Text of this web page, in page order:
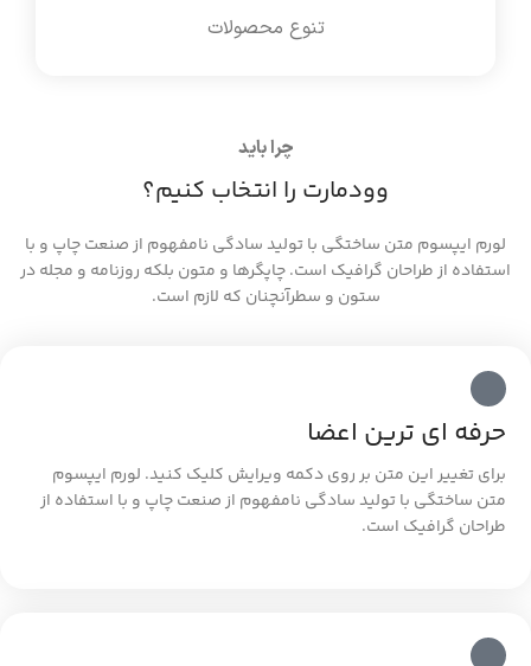
تنوع محصولات
چرا باید
وودمارت را انتخاب کنیم؟
لورم ایپسوم متن ساختگی با تولید سادگی نامفهوم از صنعت چاپ و با
استفاده از طراحان گرافیک است. چاپگرها و متون بلکه روزنامه و مجله در
ستون و سطرآنچنان که لازم است.
حرفه ای ترین اعضا
برای تغییر این متن بر روی دکمه ویرایش کلیک کنید. لورم ایپسوم
متن ساختگی با تولید سادگی نامفهوم از صنعت چاپ و با استفاده از
طراحان گرافیک است.